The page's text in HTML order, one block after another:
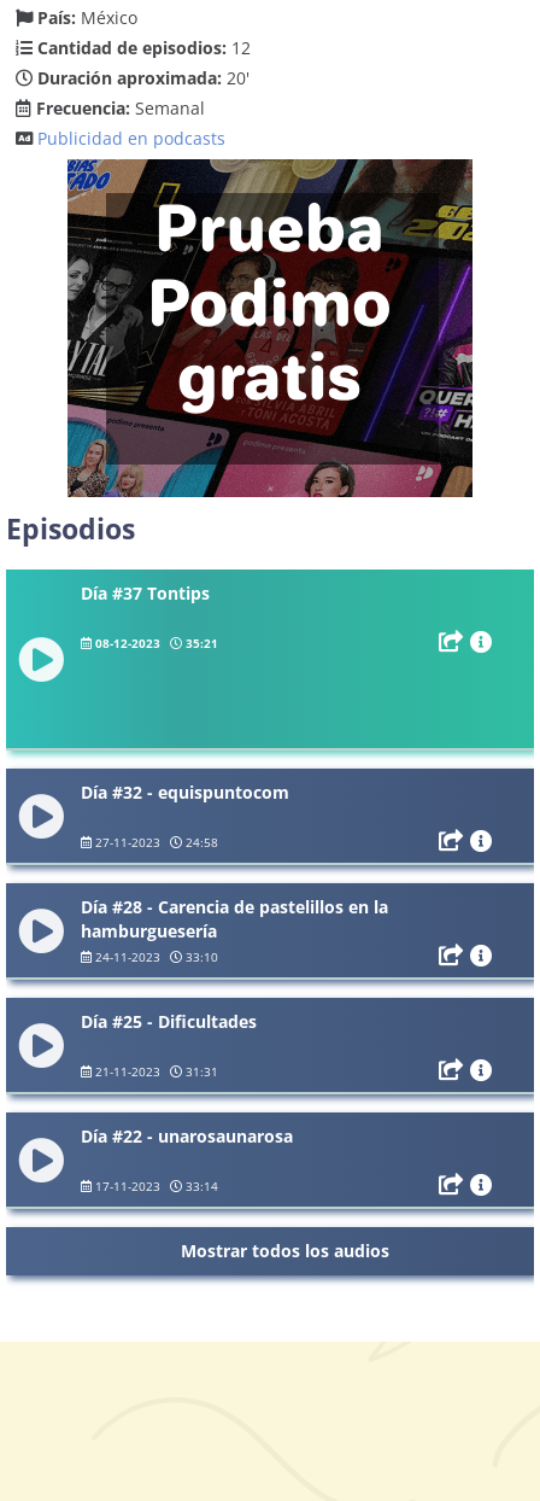
País: México
Cantidad de episodios: 12
Duración aproximada: 20'
Frecuencia: Semanal
Publicidad en podcasts
Episodios
Día #37 Tontips
08-12-2023 35:21
Día #32 - equispuntocom
27-11-2023 24:58
Día #28 - Carencia de pastelillos en la
hamburguesería
24-11-2023 33:10
Día #25 - Dificultades
21-11-2023 31:31
Día #22 - unarosaunarosa
17-11-2023 33:14
Mostrar todos los audios